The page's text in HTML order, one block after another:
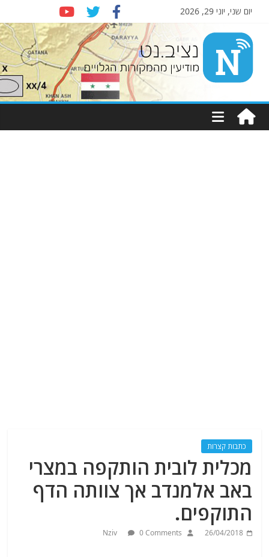
יום שני, יוני 29, 2026
Nziv.net
מודיעין
מהמקורות
כתבות קצרות
מכלית לובית הותקפה במצרי
באב אלמנדב אך צוותה הדף
התוקפים.
26/04/2018
Nziv 0 Comments